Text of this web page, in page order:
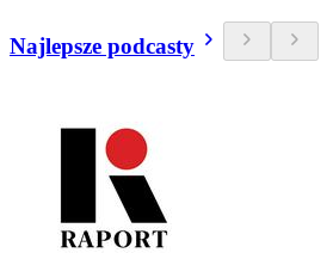
Najlepsze podcasty